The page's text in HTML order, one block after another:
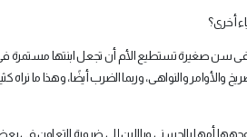
أخرى؟
وفى سن صغيرة تستطيع الأم أن تجعل ابنتها مستمرة
والنواهى، وربما الضرب أيضًا، وهذا ما نراه
أمها بالحسنى وباللين إلى ضرورة التعاون فى